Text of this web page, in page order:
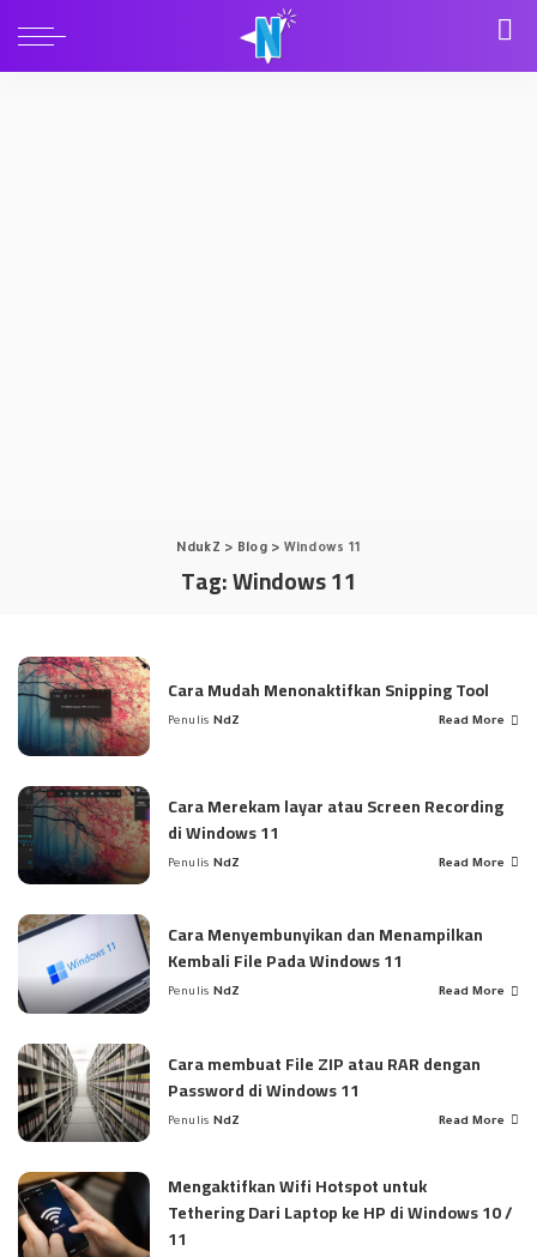
NdukZ > Blog> Windows 11
Tag:Windows 11
Cara Mudah Menonaktifkan Snipping Tool
Penulis NdZ Read More
Cara Merekam layar atau Screen Recording
di Windows 11
Penulis NdZ Read More
Cara Menyembunyikan dan Menampilkan
Kembali File Pada Windows 11
Penulis NdZ Read More
Cara membuat File ZIP atau RAR dengan
Password di Windows 11
Penulis NdZ Read More
Mengaktifkan Wifi Hotspot untuk
Tethering Dari Laptop ke HP di Windows 10 /
11